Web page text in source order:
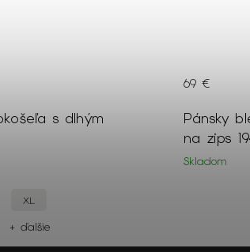
sveter so zapínaním
+ ďalšie
Pánske
17091
169 €